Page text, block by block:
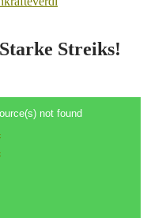
Streiks!
not found